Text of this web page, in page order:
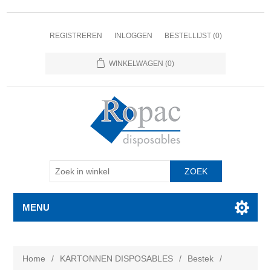
REGISTREREN INLOGGEN BESTELLIJST (0)
WINKELWAGEN (0)
MENU
Home / KARTONNEN DISPOSABLES / Bestek
/